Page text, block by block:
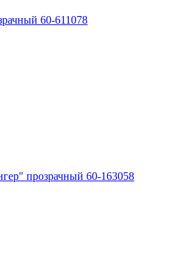
60-611078
прозрачный 60-163058